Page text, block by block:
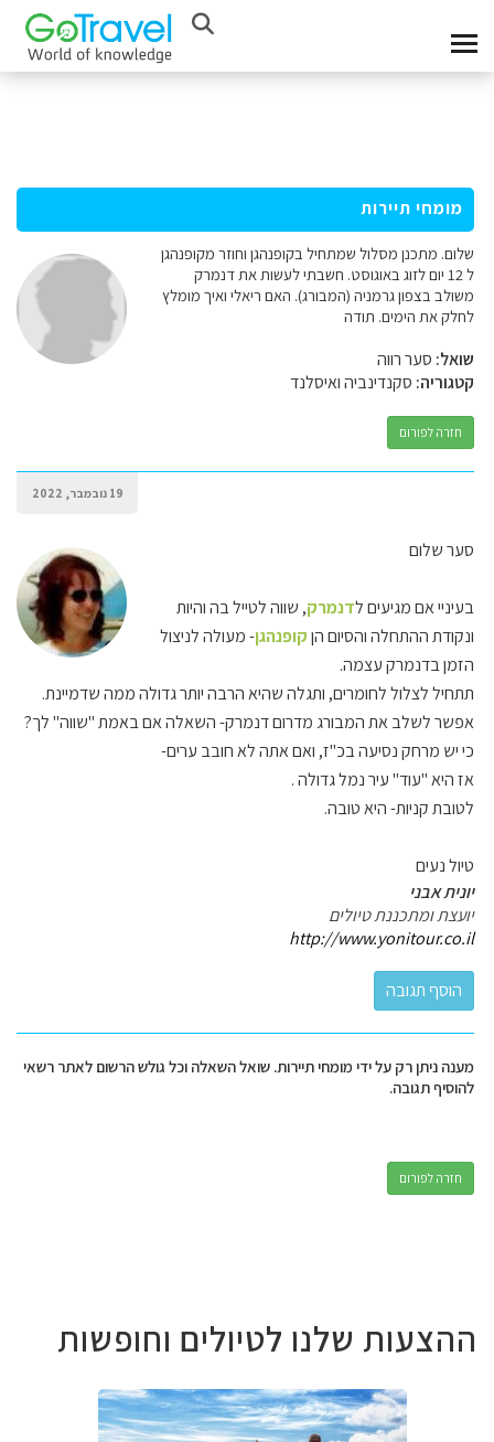
מומחי תיירות
שלום. מתכנן מסלול שמתחיל בקופנהגן וחוזר מקופנהגן
ל 12 יום לזוג באוגוסט. חשבתי לעשות את דנמרק
משולב בצפון גרמניה (המבורג). האם ריאלי ואיך מומלץ
לחלק את הימים. תודה
שואל: סער רווה
קטגוריה: סקנדינביה ואיסלנד
חזרה לפורום
19 נובמבר, 2022
סער שלום
בעיניי אם מגיעים לדנמרק, שווה לטייל בה והיות
ונקודת ההתחלה והסיום הןקופנהגן- מעולה לניצול
הזמן בדנמרק עצמה.
תתחיל לצלול לחומרים, ותגלה שהיא הרבה יותר גדולה ממה שדמיינת.
אפשר לשלב את המבורג מדרום דנמרק- השאלה אם באמת "שווה" לך?
כי יש מרחק נסיעה בכ"ז, ואם אתה לא חובב ערים-
אז היא "עוד" עיר נמל גדולה .
לטובת קניות- היא טובה.
טיול נעים
יונית אבני
יועצת ומתכננת טיולים
http://www.yonitour.co.il
מענה ניתן רק על ידי מומחי תיירות. שואל השאלה וכל גולש הרשום לאתר רשאי
להוסיף תגובה.
חזרה לפורום
ההצעות שלנו לטיולים וחופשות